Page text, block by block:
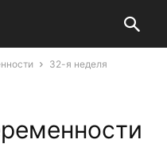
32-я неделя